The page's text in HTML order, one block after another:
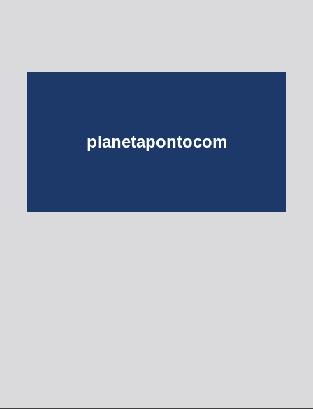
planetapontocom